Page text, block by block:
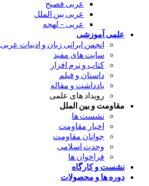
عربی فصیح
عربی بین الملل
عربی – لهجه
علمی آموزشی
انجمن ایرانی زبان و ادبیات عربی
سایت های مفید
کتاب و نرم افزار
داستان و فیلم
یادداشت و مقاله
رویداد های علمی
مقاومت و بین الملل
نشست ها
اخبار مقاومت
جوانان مقاومت
وحدت اسلامی
فراخوان ها
نشست و کارگاه
دوره ها و محصولات